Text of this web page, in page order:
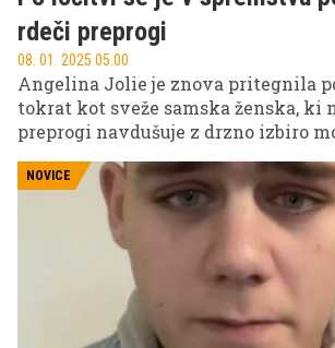
rdeči preprogi
08. 01. 2025 05.00
Angelina Jolie je znova pritegnila
tokrat kot sveže samska ženska, ki
preprogi navdušuje z drzno izbiro
samozavestjo, ki jo spremlja na
osemletni ločitveni sagi z Bradom
igralka pojavila na gala dogodkih v
in na podelitvi zlatih globusov, kjer
dokazala, zakaj velja za eno najbolj
osebnosti Hollywooda.
NOVICE